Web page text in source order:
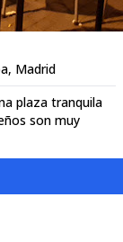
Madrid
plaza tranquila
son muy